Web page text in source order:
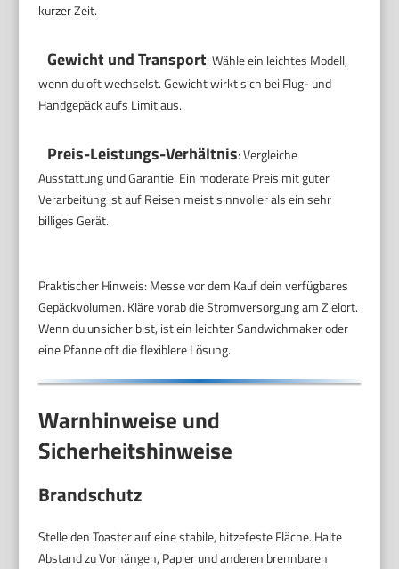
kurzer Zeit.
Gewicht und Transport: Wähle ein leichtes Modell,
wenn du oft wechselst. Gewicht wirkt sich bei Flug- und
Handgepäck aufs Limit aus.
Preis-Leistungs-Verhältnis: Vergleiche
Ausstattung und Garantie. Ein moderate Preis mit guter
Verarbeitung ist auf Reisen meist sinnvoller als ein sehr
billiges Gerät.
Praktischer Hinweis: Messe vor dem Kauf dein verfügbares
Gepäckvolumen. Kläre vorab die Stromversorgung am Zielort.
Wenn du unsicher bist, ist ein leichter Sandwichmaker oder
eine Pfanne oft die flexiblere Lösung.
Warnhinweise und
Sicherheitshinweise
Brandschutz
Stelle den Toaster auf eine stabile, hitzefeste Fläche. Halte
Abstand zu Vorhängen, Papier und anderen brennbaren